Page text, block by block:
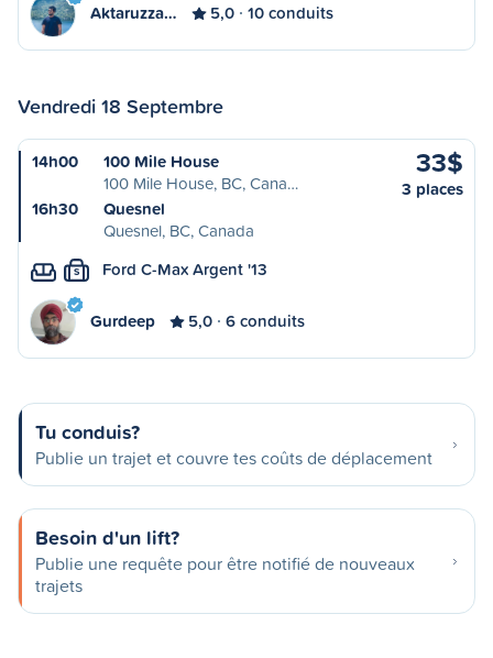
Aktaruzza… 5,0 10 conduits
Vendredi 18 Septembre
14h00
100 Mile House
100 Mile House, BC, Cana…
16h30
Quesnel
Quesnel, BC, Canada
33$
3 places
S Ford C-Max Argent '13
Gurdeep 5,0 6 conduits
Tu conduis?
Publie un trajet et couvre tes coûts de déplacement
Besoin d'un lift?
Publie une requête pour être notifié de nouveaux
trajets